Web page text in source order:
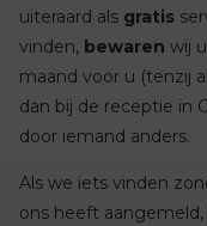
uiteraard als gratis
vinden, bewaren wij
maand voor u (tenzij
dan bij de receptie in
door iemand anders.
Als we iets vinden
ons heeft